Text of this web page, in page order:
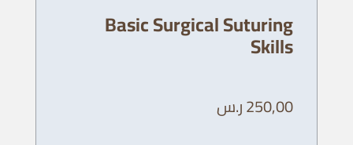
Basic Surgical Suturing
Skills
250,00ر.س